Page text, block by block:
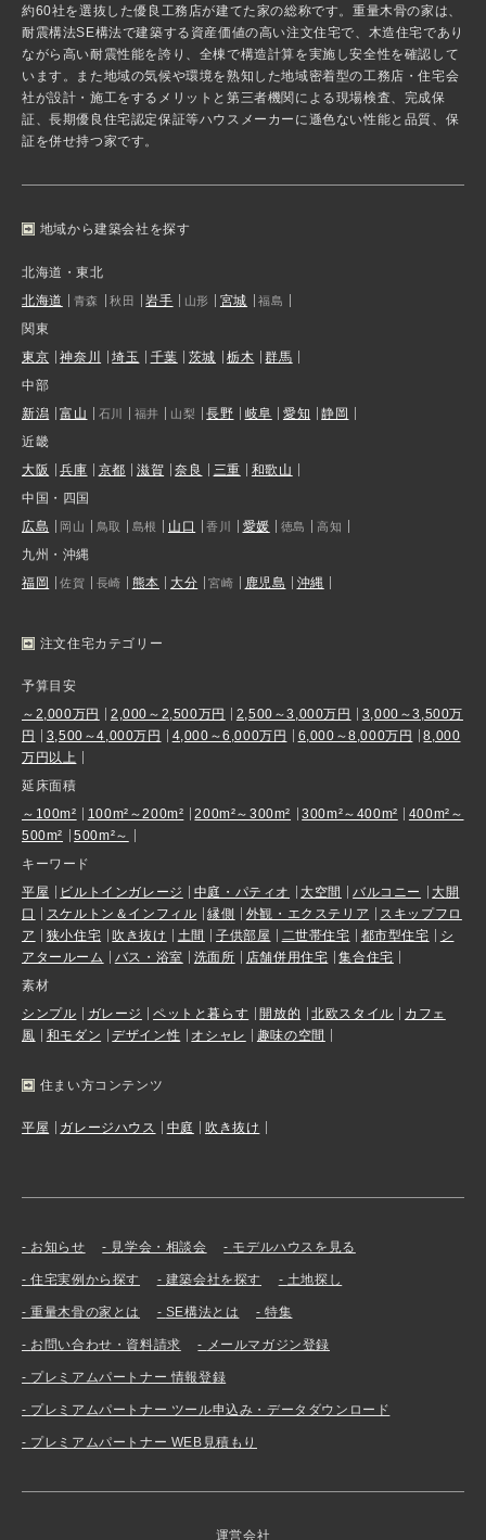
約60社を選抜した優良工務店が建てた家の総称です。重量木骨の家は、
耐震構法SE構法で建築する資産価値の高い注文住宅で、木造住宅であり
ながら高い耐震性能を誇り、全棟で構造計算を実施し安全性を確認して
います。また地域の気候や環境を熟知した地域密着型の工務店・住宅会
社が設計・施工をするメリットと第三者機関による現場検査、完成保
証、長期優良住宅認定保証等ハウスメーカーに遜色ない性能と品質、保
証を併せ持つ家です。
地域から建築会社を探す
北海道・東北
北海道
青森 秋田 岩手 山形 宮城 福島
関東
東京
神奈川 埼玉 千葉 茨城 栃木
群馬
中部
新潟
富山 石川 福井 山梨 長野 岐阜 愛知
静岡
近畿
大阪
兵庫 京都 滋賀 奈良 三重
和歌山
中国・四国
広島
岡山 鳥取 島根 山口 香川 愛媛 徳島 高知
九州・沖縄
福岡
佐賀 長崎 熊本 大分 宮崎 鹿児島 沖縄
注文住宅カテゴリー
予算目安
～2,000万円
2,000～2,500万円 2,500～3,000万円
3,000～3,500万
円
3,500～4,000万円 4,000～6,000万円 6,000～8,000万円
8,000
万円以上
延床面積
～100m²
100m²～200m² 200m²～300m² 300m²～400m²
400m²～
500m²
500m²～
キーワード
平屋
ビルトインガレージ 中庭・パティオ 大空間 バルコニー
大開
口
スケルトン＆インフィル 縁側 外観・エクステリア
スキップフロ
ア
狭小住宅 吹き抜け 土間 子供部屋 二世帯住宅 都市型住宅
シ
アタールーム
バス・浴室 洗面所 店舗併用住宅
集合住宅
素材
シンプル
ガレージ ペットと暮らす 開放的 北欧スタイル
カフェ
風
和モダン デザイン性 オシャレ 趣味の空間
住まい方コンテンツ
平屋 ガレージハウス 中庭 吹き抜け
お知らせ 見学会・相談会 モデルハウスを見る
住宅実例から探す 建築会社を探す 土地探し
重量木骨の家とは SE構法とは 特集
お問い合わせ・資料請求 メールマガジン登録
プレミアムパートナー 情報登録
プレミアムパートナー ツール申込み・データダウンロード
プレミアムパートナー WEB見積もり
運営会社